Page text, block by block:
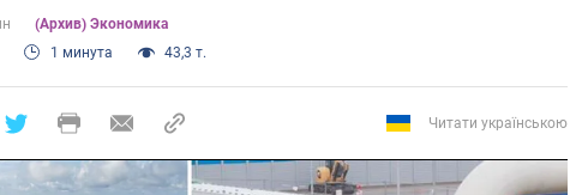
(Архив) Экономика
1 минута 43,3 т.
Читати українською